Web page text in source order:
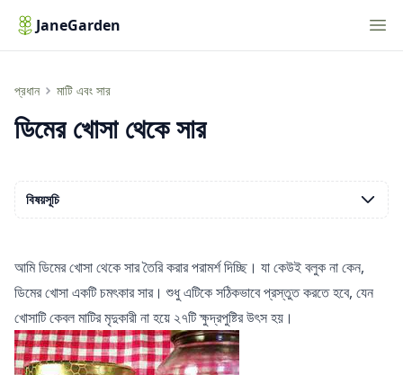
JaneGarden
প্রধান মাটি এবং সার
ডিমের খোসা থেকে সার
ডিমের খোসা থেকে সার
আমি ডিমের খোসা থেকে সার তৈরি করার পরামর্শ দিচ্ছি। যা কেউই বলুক না কেন,
ডিমের খোসা একটি চমৎকার সার। শুধু এটিকে সঠিকভাবে প্রস্তুত করতে হবে, যেন
খোসাটি কেবল মাটির মৃদুকারী না হয়ে ২৭টি ক্ষুদ্রপুষ্টির উৎস হয়।
বিষয়সূচি